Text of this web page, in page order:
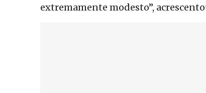
extremamente modesto”,